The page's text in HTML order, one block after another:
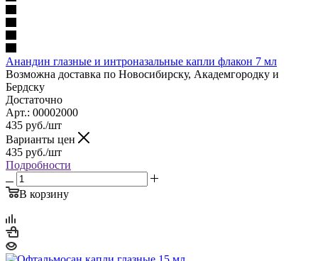
Анандин глазные и интроназальные капли флакон 7 мл
Возможна доставка по Новосибирску, Академгородку и
Бердску
Достаточно
Арт.: 00002000
435 руб./шт
Варианты цен
435 руб./шт
Подробности
В корзину